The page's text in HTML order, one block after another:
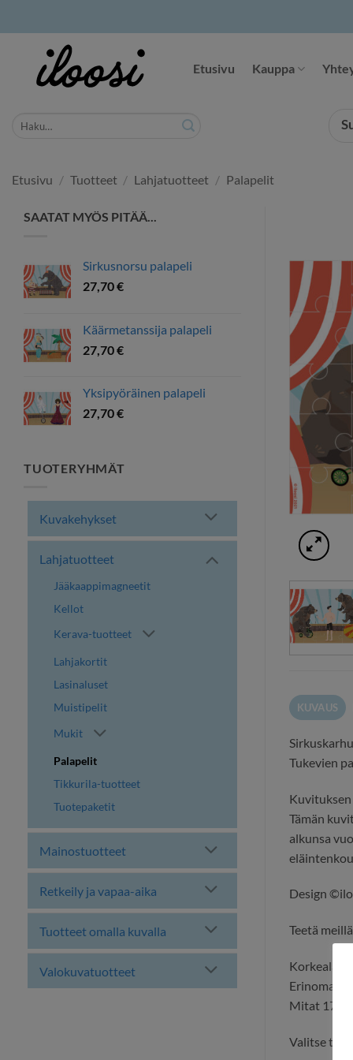
sisältöön
Etusivu Kauppa
Etusivu / Tuotteet / Lahjatuotteet / Palapelit
SAATAT MYÖS PITÄÄ...
Sirkusnorsu palapeli
27,70€
Käärmetanssija palapeli
27,70€
Yksipyöräinen palapeli
27,70€
TUOTERYHMÄT
Kuvakehykset
Lahjatuotteet
Jääkaappimagneetit
Kellot
Kerava-tuotteet
Lahjakortit
Lasinaluset
Muistipelit
Mukit
Palapelit
Tikkurila-tuotteet
Tuotepaketit
Mainostuotteet
Retkeily ja vapaa-aika
Tuotteet omalla kuvalla
Valokuvatuotteet
KUVAUS
Tukevien
Tämän
alkunsa
Design
Teetä
Mitat 175
Valitse